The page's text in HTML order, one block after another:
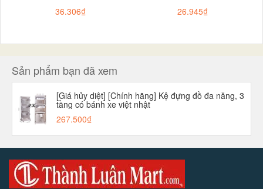
36.306₫
26.945₫
Sản phẩm bạn đã xem
[Giá hủy diệt] [Chính hãng] Kệ đựng đồ đa năng, 3
tầng có bánh xe việt nhật
267.500₫